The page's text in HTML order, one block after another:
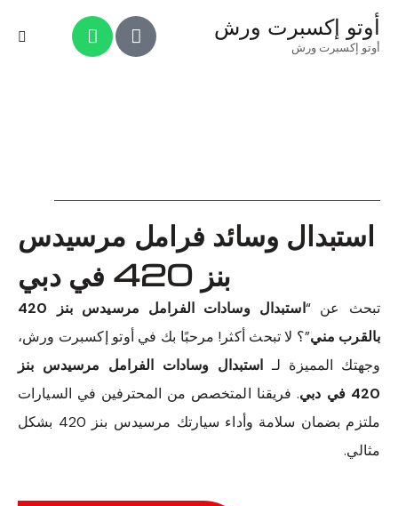
أوتو إكسبرت ورش
أوتو إكسبرت ورش
استبدال وسائد فرامل مرسيدس
بنز 420 في دبي
تبحث عن “
استبدال وسادات الفرامل مرسيدس بنز 420
بالقرب مني”؟ لا تبحث أكثر! مرحبًا بك في أوتو إكسبرت ورش،
وجهتك المميزة لـ استبدال وسادات الفرامل مرسيدس بنز
420 في دبي
. فريقنا المتخصص من المحترفين في السيارات
ملتزم بضمان سلامة وأداء سيارتك مرسيدس بنز 420 بشكل
مثالي.